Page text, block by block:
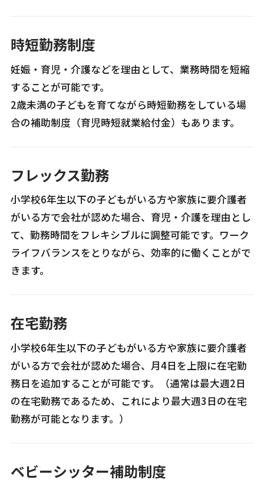
時短勤務制度
妊娠・育児・介護などを理由として、業務時間を短縮
することが可能です。
2歳未満の子どもを育てながら時短勤務をしている場
合の補助制度（育児時短就業給付金）もあります。
フレックス勤務
小学校6年生以下の子どもがいる方や家族に要介護者
がいる方で会社が認めた場合、育児・介護を理由とし
て、勤務時間をフレキシブルに調整可能です。ワーク
ライフバランスをとりながら、効率的に働くことがで
きます。
在宅勤務
小学校6年生以下の子どもがいる方や家族に要介護者
がいる方で会社が認めた場合、月4日を上限に在宅勤
務日を追加することが可能です。（通常は最大週2日
の在宅勤務であるため、これにより最大週3日の在宅
勤務が可能となります。）
ベビーシッター補助制度